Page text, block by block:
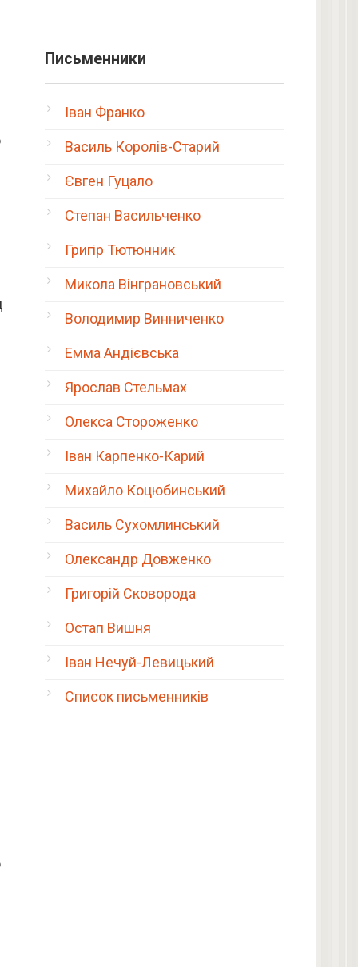
Письменники
Іван Франко
Василь Королів-Старий
Євген Гуцало
Степан Васильченко
Григір Тютюнник
Микола Вінграновський
Володимир Винниченко
Емма Андієвська
Ярослав Стельмах
Олекса Стороженко
Іван Карпенко-Карий
Михайло Коцюбинський
Василь Сухомлинський
Олександр Довженко
Григорій Сковорода
Остап Вишня
Іван Нечуй-Левицький
Список письменників